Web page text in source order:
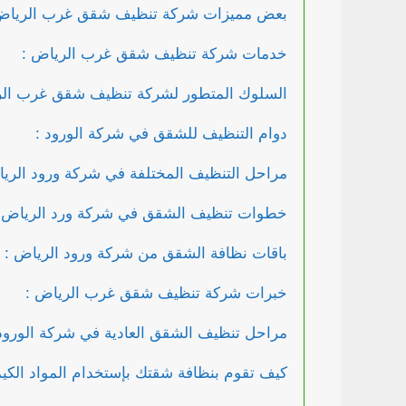
بعض مميزات شركة تنظيف شقق غرب
خدمات شركة تنظيف شقق غرب الرياض :
السلوك المتطور لشركة تنظيف شقق غرب
دوام التنظيف للشقق في شركة الورود :
مراحل التنظيف المختلفة في شركة ورود
خطوات تنظيف الشقق في شركة ورد
باقات نظافة الشقق من شركة ورود الرياض :
خبرات شركة تنظيف شقق غرب الرياض :
مراحل تنظيف الشقق العادية في شركة
كيف تقوم بنظافة شقتك بإستخدام المواد